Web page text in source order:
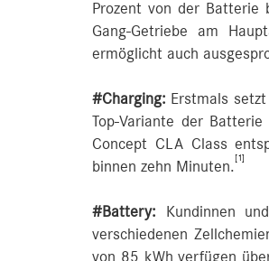
Prozent von der Batterie
Gang-Getriebe am
ermöglicht auch
#Charging: Erstmals
Top-Variante der
Concept CLA Class
binnen zehn Minuten.
[1]
#Battery:
Kundinnen
verschiedenen
von 85 kWh verfügen